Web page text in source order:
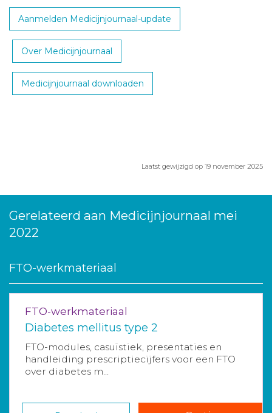
Aanmelden Medicijnjournaal-update
Over Medicijnjournaal
Medicijnjournaal downloaden
Laatst gewijzigd op 19 november 2025
Gerelateerd aan Medicijnjournaal mei
2022
FTO-werkmateriaal
FTO-werkmateriaal
Diabetes mellitus type 2
FTO-modules, casuïstiek, presentaties en
handleiding prescriptiecijfers voor een FTO
over diabetes m...